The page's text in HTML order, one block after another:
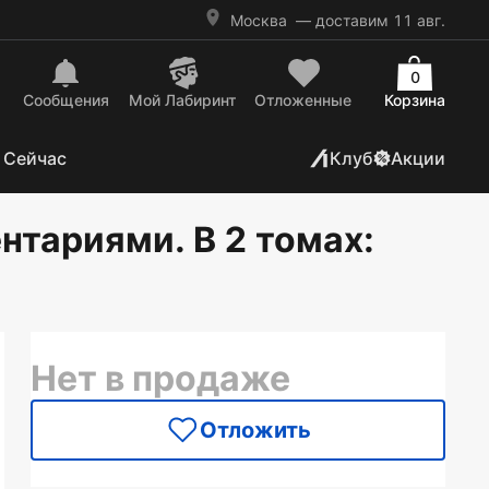
Москва — доставим 11 авг.
Сообщения Mой Лабиринт Отложенные Корзина
0
Клуб Акции
В 2 томах:
Нет в продаже
Отложить